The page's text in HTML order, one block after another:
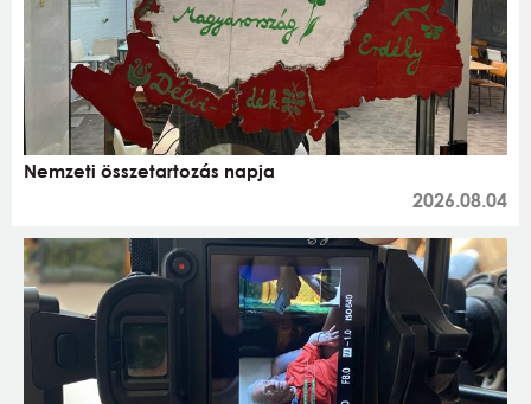
Nemzeti összetartozás napja
2026.08.04